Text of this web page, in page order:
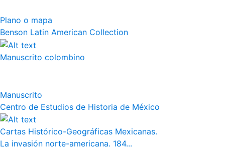
Plano o mapa
Benson Latin American Collection
Manuscrito colombino
Manuscrito
Centro de Estudios de Historia de México
Cartas Histórico-Geográficas Mexicanas.
La invasión norte-americana. 184...